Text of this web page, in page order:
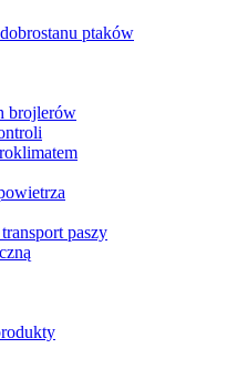
ptaków
brojlerów
paszy